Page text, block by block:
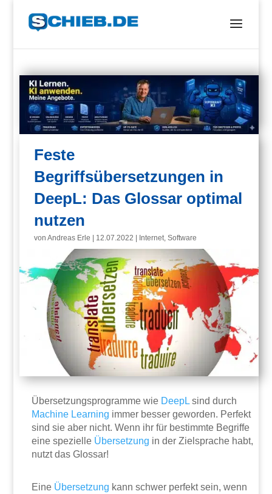
Feste
Begriffsübersetzungen in
DeepL: Das Glossar optimal
nutzen
vonAndreas Erle 12.07.2022 Internet,Software
Übersetzungsprogramme wie DeepL sind durch
Machine Learning immer besser geworden. Perfekt
sind sie aber nicht. Wenn ihr für bestimmte Begriffe
eine spezielle Übersetzung in der Zielsprache habt,
nutzt das Glossar!
Eine Übersetzung kann schwer perfekt sein, wenn